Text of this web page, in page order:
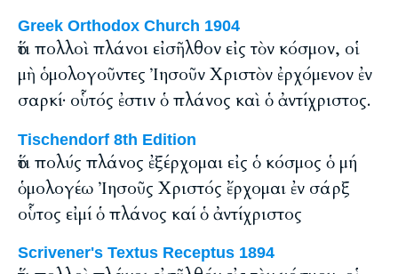
Greek Orthodox Church 1904
ὅτι πολλοὶ πλάνοι εἰσῆλθον εἰς τὸν κόσμον, οἱ
μὴ ὁμολογοῦντες Ἰησοῦν Χριστὸν ἐρχόμενον ἐν
σαρκί· οὗτός ἐστιν ὁ πλάνος καὶ ὁ ἀντίχριστος.
Tischendorf 8th Edition
ὅτι πολύς πλάνος ἐξέρχομαι εἰς ὁ κόσμος ὁ μή
ὁμολογέω Ἰησοῦς Χριστός ἔρχομαι ἐν σάρξ
οὗτος εἰμί ὁ πλάνος καί ὁ ἀντίχριστος
Scrivener's Textus Receptus 1894